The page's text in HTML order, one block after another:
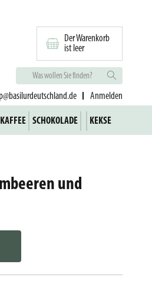
Der Warenkorb
ist leer
Anmelden
KAFFEE SCHOKOLADE KEKSE
und